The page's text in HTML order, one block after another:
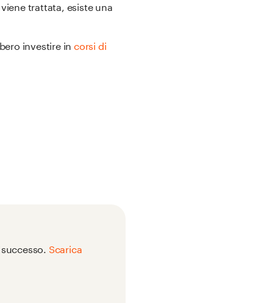
trattata, esiste una
investire in corsi di
Scarica